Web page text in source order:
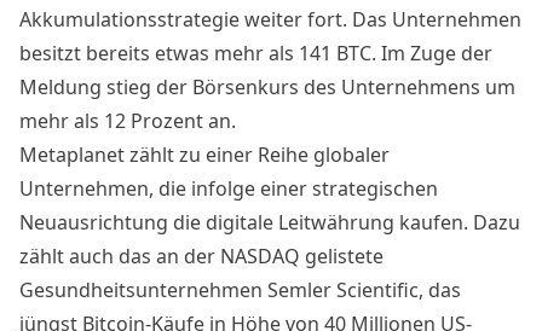
Akkumulationsstrategieweiter fort. Das Unternehmen
besitzt bereits etwas mehr als 141 BTC. Im Zuge der
Meldung stieg der Börsenkurs des Unternehmens um
mehr als 12 Prozent an.
Metaplanet zählt zu einer Reihe globaler
Unternehmen, die infolge einer strategischen
Neuausrichtung die digitale Leitwährung kaufen. Dazu
zählt auch das an der NASDAQ gelistete
Gesundheitsunternehmen Semler Scientific, das
jüngst Bitcoin-Käufe in Höhe von 40 Millionen US-